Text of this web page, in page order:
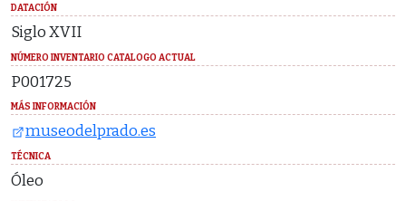
DATACIÓN
Siglo XVII
NÚMERO INVENTARIO CATALOGO ACTUAL
P001725
MÁS INFORMACIÓN
museodelprado.es
TÉCNICA
Óleo